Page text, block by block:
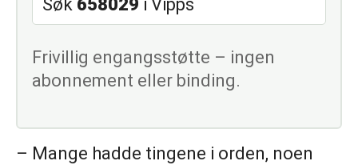
Søk 658029 i Vipps
Frivillig engangsstøtte – ingen
abonnement eller binding.
– Mange hadde tingene i orden, noen